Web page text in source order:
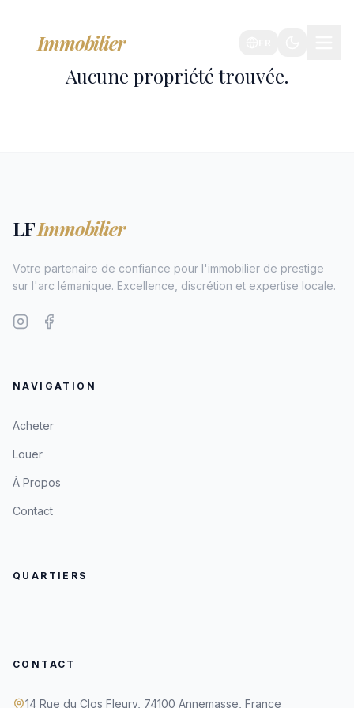
Immobilier
Aucune propriété trouvée.
LFImmobilier
Votre partenaire de confiance pour l'immobilier de prestige
sur l'arc lémanique. Excellence, discrétion et expertise locale.
NAVIGATION
Acheter
Louer
À Propos
Contact
QUARTIERS
CONTACT
14 Rue du Clos Fleury, 74100 Annemasse, France